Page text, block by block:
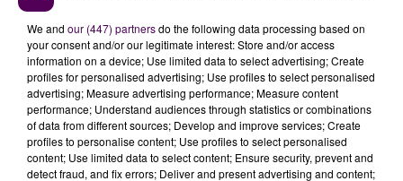
LA RUE DE FLANDRES COUPÉE UNE
We and our (447) partnersdo the following data processing based on
your consent and/or our legitimate interest: Store and/or access
information on a device; Use limited data to select advertising; Create
profiles for personalised advertising; Use profiles to select personalised
advertising; Measure advertising performance; Measure content
performance; Understand audiences through statistics or combinations
of data from different sources; Develop and improve services; Create
profiles to personalise content; Use profiles to select personalised
content; Use limited data to select content; Ensure security, prevent and
detect fraud, and fix errors; Deliver and present advertising and content;